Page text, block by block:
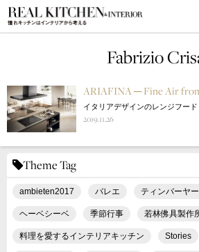
Fabrizio
ARIAFINA ─ Fine Air
イタリアデザインのレンジフード
2019.11.26
Theme Tag
ambieten2017 バレエ ティンバーヤ
ヘーベシーベ 季節行事 若林佛具製作
料理を愛するインテリアキッチン Stories